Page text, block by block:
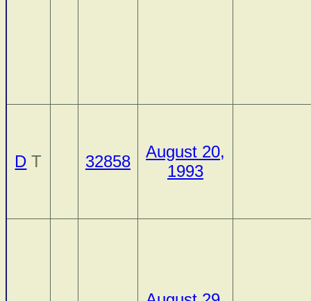
D T 32858
August 20,
1993